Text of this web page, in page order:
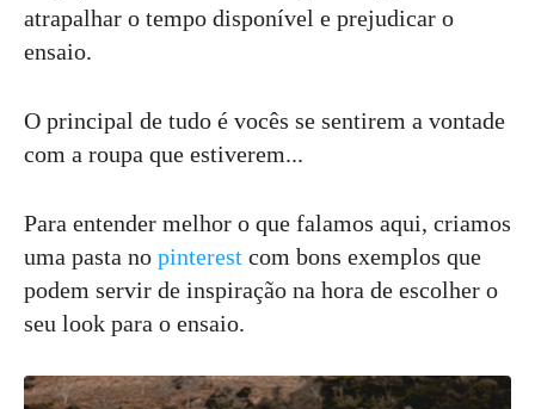
atrapalhar o tempo disponível e prejudicar o
ensaio.
O principal de tudo é vocês se sentirem a vontade
com a roupa que estiverem...
Para entender melhor o que falamos aqui, criamos
uma pasta no pinterest com bons exemplos que
podem servir de inspiração na hora de escolher o
seu look para o ensaio.